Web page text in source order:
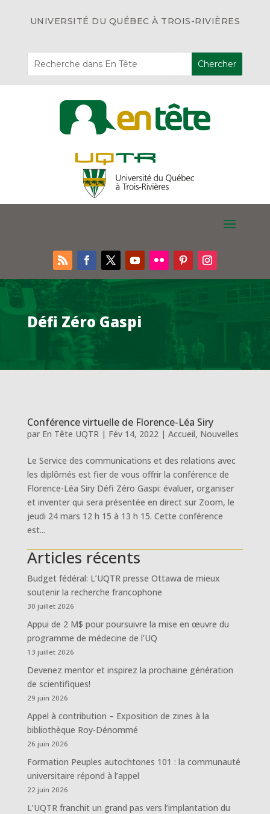
UNIVERSITÉ DU QUÉBEC À TROIS-RIVIÈRES
Défi Zéro Gaspi
Conférence virtuelle de Florence-Léa Siry
par En Tête UQTR| Fév 14, 2022| Accueil, Nouvelles
Le Service des communications et des relations avec
les diplômés est fier de vous offrir la conférence de
Florence-Léa Siry Défi Zéro Gaspi: évaluer, organiser
et inventer qui sera présentée en direct sur Zoom, le
jeudi 24 mars 12 h 15 à 13 h 15. Cette conférence
est...
Articles récents
Budget fédéral: L’UQTR presse Ottawa de mieux
soutenir la recherche francophone
30 juillet 2026
Appui de 2 M$ pour poursuivre la mise en œuvre du
programme de médecine de l’UQ
13 juillet 2026
Devenez mentor et inspirez la prochaine génération
de scientifiques!
29 juin 2026
Appel à contribution – Exposition de zines à la
bibliothèque Roy-Dénommé
26 juin 2026
Formation Peuples autochtones 101 : la communauté
universitaire répond à l’appel
22 juin 2026
L’UQTR franchit un grand pas vers l’implantation du